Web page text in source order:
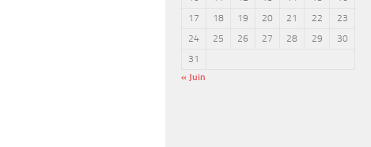
17
18 19 20 21 22
23
24
25 26 27 28 29
30
31
« Juin